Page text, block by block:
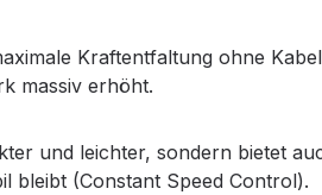
Kraftentfaltung ohne
massiv erhöht.
und leichter, sondern bietet
bleibt (Constant Speed Control).